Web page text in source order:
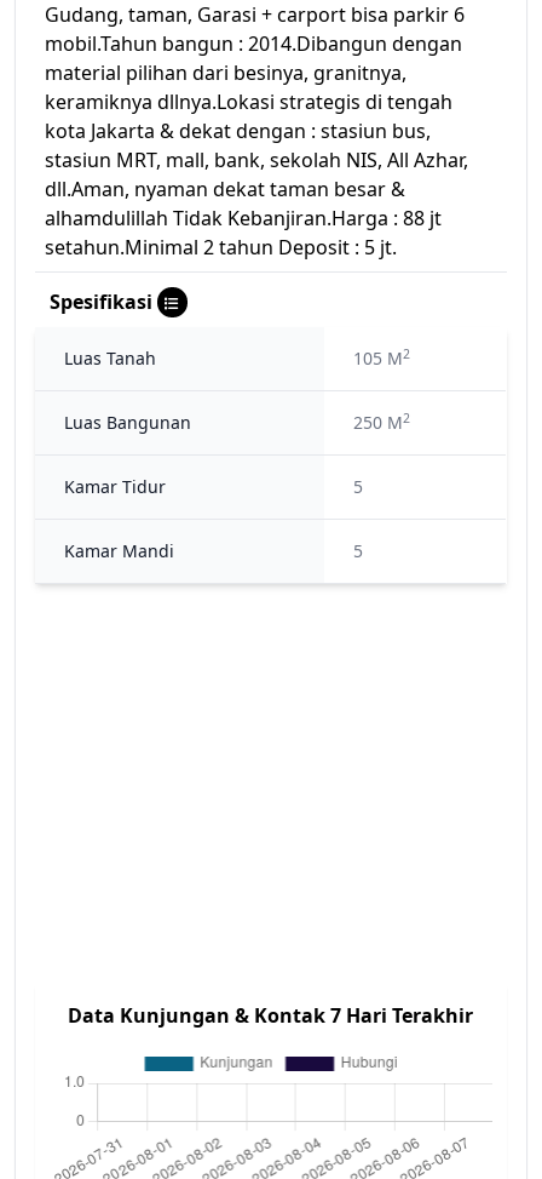
Gudang, taman, Garasi + carport bisa parkir 6
mobil.Tahun bangun : 2014.Dibangun dengan
material pilihan dari besinya, granitnya,
keramiknya dllnya.Lokasi strategis di tengah
kota Jakarta & dekat dengan : stasiun bus,
stasiun MRT, mall, bank, sekolah NIS, All Azhar,
dll.Aman, nyaman dekat taman besar &
alhamdulillah Tidak Kebanjiran.Harga : 88 jt
setahun.Minimal 2 tahun Deposit : 5 jt.
Spesifikasi
Luas Tanah 105 M2
Luas Bangunan 250 M2
Kamar Tidur 5
Kamar Mandi 5
Data Kunjungan & Kontak 7 Hari Terakhir